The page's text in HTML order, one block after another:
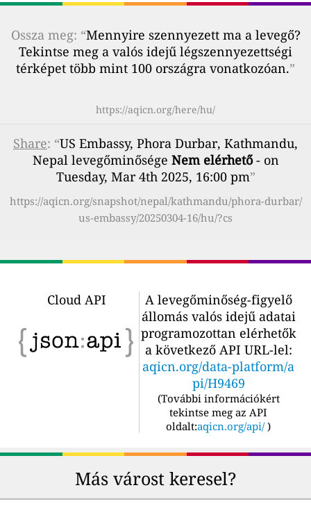
Ossza meg: “Mennyire szennyezett ma a levegő?
Tekintse meg a valós idejű légszennyezettségi
térképet több mint 100 országra vonatkozóan.”
https://aqicn.org/here/hu/
Share: “US Embassy, Phora Durbar, Kathmandu,
Nepal levegőminősége Nem elérhető- on
Tuesday, Mar 4th 2025, 16:00 pm”
https://aqicn.org/snapshot/nepal/kathmandu/phora-durbar/
us-embassy/20250304-16/hu/?cs
Cloud API
A levegőminőség-figyelő
állomás valós idejű adatai
programozottan elérhetők
a következő API URL-lel:
aqicn.org/data-platform/a
pi/H9469
(További információkért
tekintse meg az API
oldalt:aqicn.org/api/ )
Más várost keresel?